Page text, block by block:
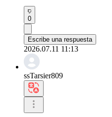
0
Escribe una respuesta
2026.07.11 11:13
ssTarsier809